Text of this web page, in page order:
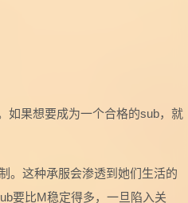
如果想要成为一个合格的sub，就
。这种承服会渗透到她们生活的
要比M稳定得多，一旦陷入关